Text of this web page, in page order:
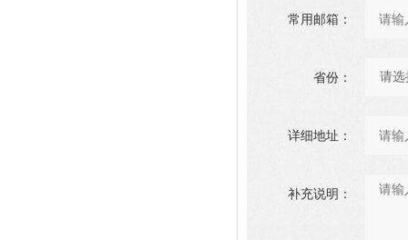
常用邮箱：
省份：
详细地址：
补充说明：